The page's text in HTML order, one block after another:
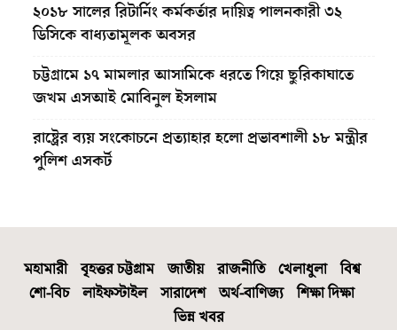
২০১৮ সালের রিটার্নিং কর্মকর্তার দায়িত্ব পালনকারী ৩২
ডিসিকে বাধ্যতামূলক অবসর
চট্টগ্রামে ১৭ মামলার আসামিকে ধরতে গিয়ে ছুরিকাঘাতে
জখম এসআই মোবিনুল ইসলাম
রাষ্ট্রের ব্যয় সংকোচনে প্রত্যাহার হলো প্রভাবশালী ১৮ মন্ত্রীর
পুলিশ এসকর্ট
মহামারী বৃহত্তর চট্টগ্রাম জাতীয় রাজনীতি খেলাধুলা
বিশ্ব
শো-বিচ
লাইফস্টাইল সারাদেশ অর্থ-বাণিজ্য
শিক্ষা দিক্ষা
ভিন্ন খবর